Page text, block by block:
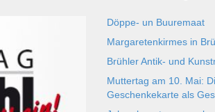
Döppe- un Buuremaat
Margaretenkirmes in
Brühler Antik- und
Muttertag am 10. Mai:
Geschenkekarte als